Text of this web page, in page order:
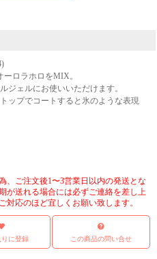
ーロラホロをMIX。
ジェルにお使いいただけます。
ップでコートすると氷のような表現
ご注文後1〜3営業日以内の発送とな
が送れる場合には必ずご連絡を差し上
対応のほど宜しくお願い致します。
りに登録 この商品の問い合せ